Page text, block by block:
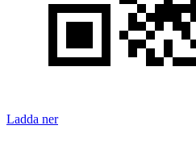
Ladda ner